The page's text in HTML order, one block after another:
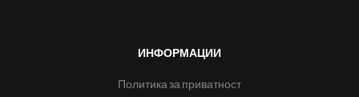
ИНФОРМАЦИИ
Политика за приватност